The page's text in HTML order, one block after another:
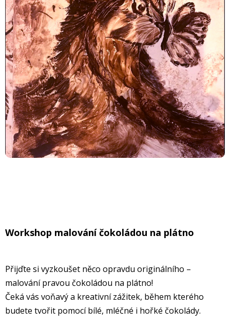
Workshop malování čokoládou na plátno
Přijďte si vyzkoušet něco opravdu originálního –
malování pravou čokoládou na plátno!
Čeká vás voňavý a kreativní zážitek, během kterého
budete tvořit pomocí bílé, mléčné i hořké čokolády.